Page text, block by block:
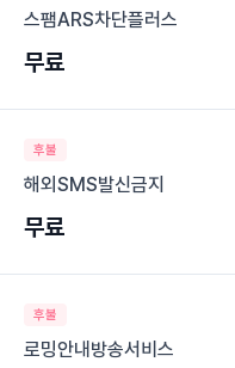
스팸ARS차단플러스
무료
후불
해외SMS발신금지
무료
후불
로밍안내방송서비스